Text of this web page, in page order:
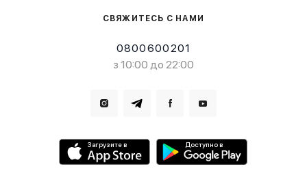
СВЯЖИТЕСЬ С НАМИ
0800600201
з 10:00 до 22:00
Загрузите в Доступно в